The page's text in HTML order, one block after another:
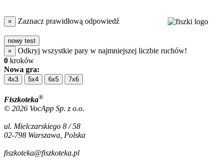
× Zaznacz prawidłową odpowiedź
nowy test
×
Odkryj wszystkie pary w najmniejszej liczbie ruchów!
0 kroków
Nowa gra:
4x3 5x4 6x5 7x6
Fiszkoteka®
© 2026 VocApp Sp. z o.o.
ul. Mielczarskiego 8 / 58
02-798 Warszawa, Polska
fiszkoteka@fiszkoteka.pl